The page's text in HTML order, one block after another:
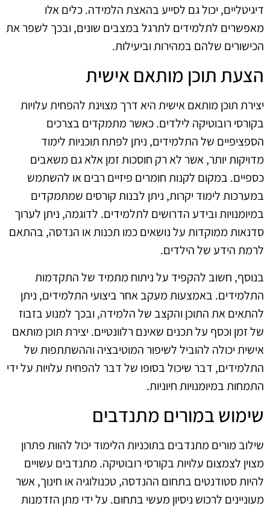
דיגיטליים, יכול גם לסייע בהאצת הלמידה. כלים אלו
מאפשרים לתלמידים לתרגל במצבים שונים, ובכך לשפר את
הכישורים שלהם במהירות וביעילות.
הצעת תוכן מותאם אישית
יצירת תוכן מותאם אישית היא דרך מצוינת להפחית עלויות
בקורסי רובוטיקה לילדים. כאשר מתמקדים בצרכים
הספציפיים של התלמידים, ניתן לפתח תוכניות לימוד
מדויקות יותר, אשר לא רק חוסכות זמן אלא גם משאבים
כספיים. במקום לקנות חומרים פיזיים רבים או להשתמש
במערכות לימוד יקרות, ניתן לבנות קורסים שמתמקדים
במיומנויות ובידע הדרושים לתלמידים. לדוגמה, ניתן לערוך
סדנאות ממוקדות על נושאים כמו תכנות או הנדסה, בהתאם
לרמת הידע של הילדים.
בנוסף, חשוב להקפיד על ניתוח מתמיד של התקדמות
התלמידים. באמצעות מעקב אחר ביצועי התלמידים, ניתן
להתאים את התוכן והקצב של הלמידה, ובכך למנוע בזבוז
של זמן וכסף על תכנים שאינם רלוונטיים. יצירת תוכן מותאם
אישית יכולה להוביל לשיפור המוטיבציה וההשתתפות של
התלמידים, דבר שיכול בסופו של דבר להפחית עלויות על ידי
התמחות במיומנויות חיוניות.
שימוש במורים מתנדבים
שילוב מורים מתנדבים בתוכניות הלימוד יכול להוות פתרון
מצוין לצמצום עלויות בקורסי רובוטיקה. מתנדבים עשויים
להיות סטודנטים בתחום ההנדסה, טכנולוגיה או חינוך, אשר
מעוניינים לרכוש ניסיון מעשי בתחום. על ידי מתן הזדמנות